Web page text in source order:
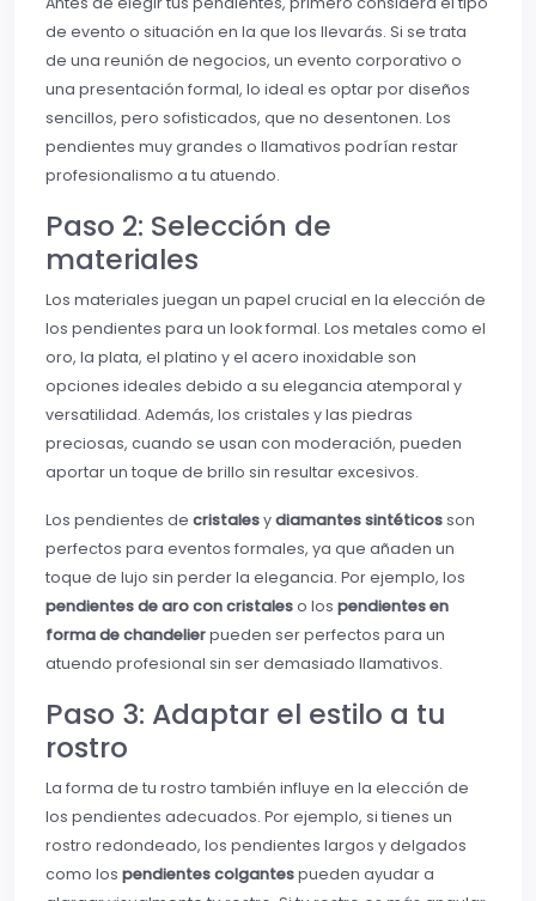
de evento o situación en la que los llevarás. Si se trata
de una reunión de negocios, un evento corporativo o
una presentación formal, lo ideal es optar por diseños
sencillos, pero sofisticados, que no desentonen. Los
pendientes muy grandes o llamativos podrían restar
profesionalismo a tu atuendo.
Paso 2: Selección de
materiales
Los materiales juegan un papel crucial en la elección de
los pendientes para un look formal. Los metales como el
oro, la plata, el platino y el acero inoxidable son
opciones ideales debido a su elegancia atemporal y
versatilidad. Además, los cristales y las piedras
preciosas, cuando se usan con moderación, pueden
aportar un toque de brillo sin resultar excesivos.
Los pendientes de cristalesydiamantes sintéticosson
perfectos para eventos formales, ya que añaden un
toque de lujo sin perder la elegancia. Por ejemplo, los
pendientes de aro con cristaleso los pendientes en
forma de chandelierpueden ser perfectos para un
atuendo profesional sin ser demasiado llamativos.
Paso 3: Adaptar el estilo a tu
rostro
La forma de tu rostro también influye en la elección de
los pendientes adecuados. Por ejemplo, si tienes un
rostro redondeado, los pendientes largos y delgados
como los pendientes colgantespueden ayudar a